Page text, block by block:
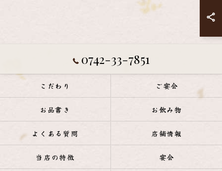
0742-33-7851
こだわり ご宴会
お品書き お飲み物
よくある質問 店舗情報
当店の特徴 宴会